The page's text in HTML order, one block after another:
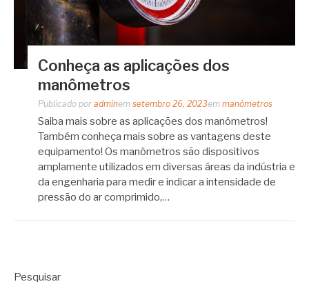
Conheça as aplicações dos
manômetros
Publicado por adminem setembro 26, 2023em manômetros
Saiba mais sobre as aplicações dos manômetros!
Também conheça mais sobre as vantagens deste
equipamento! Os manômetros são dispositivos
amplamente utilizados em diversas áreas da indústria e
da engenharia para medir e indicar a intensidade de
pressão do ar comprimido,…
Pesquisar